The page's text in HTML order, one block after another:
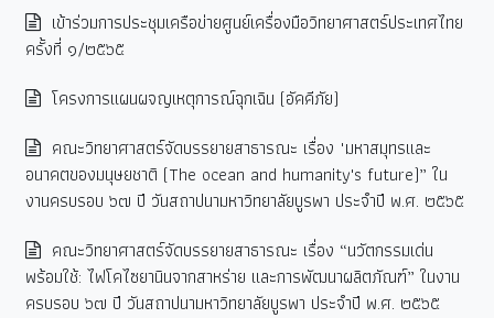
เข้าร่วมการประชุมเครือข่ายศูนย์เครื่องมือวิทยาศาสตร์ประเทศไทย
ครั้งที่ ๑/๒๕๖๕
โครงการแผนผจญเหตุการณ์ฉุกเฉิน (อัคคีภัย)
คณะวิทยาศาสตร์จัดบรรยายสาธารณะ เรื่อง "มหาสมุทรและ
อนาคตของมนุษยชาติ (The ocean and humanity's future)” ใน
งานครบรอบ ๖๗ ปี วันสถาปนามหาวิทยาลัยบูรพา ประจำปี พ.ศ. ๒๕๖๕
คณะวิทยาศาสตร์จัดบรรยายสาธารณะ เรื่อง “นวัตกรรมเด่น
พร้อมใช้: ไฟโคไซยานินจากสาหร่าย และการพัฒนาผลิตภัณฑ์” ในงาน
ครบรอบ ๖๗ ปี วันสถาปนามหาวิทยาลัยบูรพา ประจำปี พ.ศ. ๒๕๖๕